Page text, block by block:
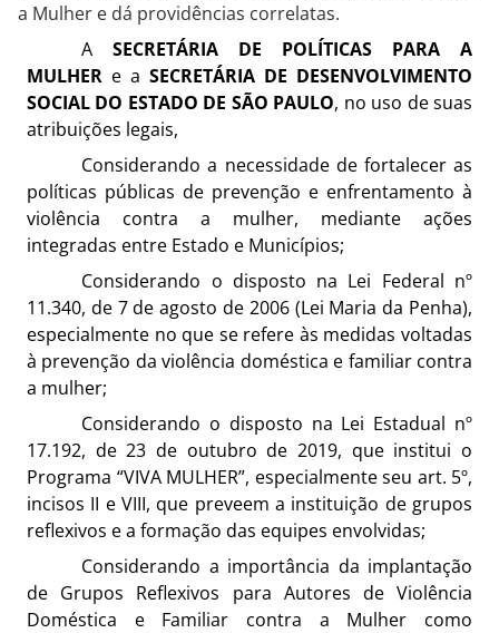
a Mulher e dá providências correlatas.
ASECRETÁRIA DE POLÍTICAS PARA A
MULHER e a SECRETÁRIA DE DESENVOLVIMENTO
SOCIAL DO ESTADO DE SÃO PAULO, no uso de suas
atribuições legais,
Considerando a necessidade de fortalecer as
políticas públicas de prevenção e enfrentamento à
violência contra a mulher, mediante ações
integradas entre Estado e Municípios;
Considerando o disposto na Lei Federal nº
11.340, de 7 de agosto de 2006 (Lei Maria da Penha),
especialmente no que se refere às medidas voltadas
à prevenção da violência doméstica e familiar contra
a mulher;
Considerando o disposto na Lei Estadual nº
17.192, de 23 de outubro de 2019, que institui o
Programa “VIVA MULHER”, especialmente seu art. 5º,
incisos II e VIII, que preveem a instituição de grupos
reflexivos e a formação das equipes envolvidas;
Considerando a importância da implantação
de Grupos Reflexivos para Autores de Violência
Doméstica e Familiar contra a Mulher como